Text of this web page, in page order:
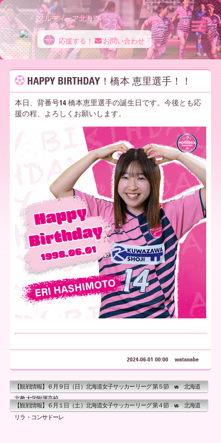
ノ
ル
ー
ア
北
海
道
ノルディーア北海道
応援する！ お問い合わせ
HAPPY BIRTHDAY！橋本 恵里選手！！
本日、背番号14 橋本恵里選手の誕生日です。今後とも応
援の程、よろしくお願いします。
2024-06-01 00:00 watanabe
【観戦情報】６月９日（日）北海道女子サッカーリーグ 第５節 vs 北海道
文教大学附属高校
【観戦情報】６月１日（土）北海道女子サッカーリーグ 第４節 vs 北海道
リラ・コンサドーレ